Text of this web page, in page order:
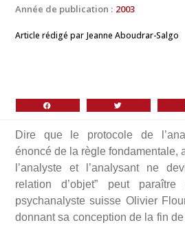
Année de publication : 2003
Article rédigé par Jeanne Aboudrar-Salgo
Dire que le protocole de
énoncé de la règle fondamentale,
l’analyste et l’analysant ne
relation d’objet” peut
psychanalyste suisse Olivier
donnant sa conception de la fin